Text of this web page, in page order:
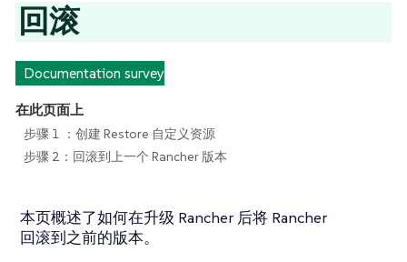
回滚
Documentation survey
在此页面上
步骤 1 ：创建 Restore 自定义资源
步骤 2：回滚到上一个 Rancher 版本
本页概述了如何在升级 Rancher 后将 Rancher
回滚到之前的版本。